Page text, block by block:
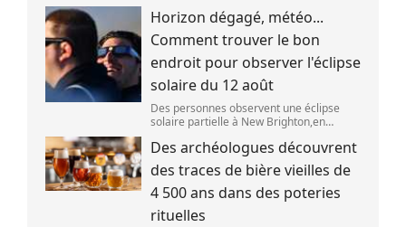
que l\'étage supérieur d\'une fusée de
SpaceX s\'est bien écrasé sur la Lune,le 5
aoû
Horizon dégagé, météo...
Comment trouver le bon
endroit pour observer l'éclipse
solaire du 12 août
Des personnes observent une éclipse
solaire partielle à New Brighton,en
(SANKA VIDANAGAMA )
Des archéologues découvrent
des traces de bière vieilles de
4 500 ans dans des poteries
rituelles